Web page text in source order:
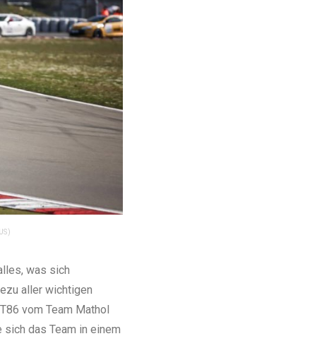
was sich
aller wichtigen
vom Team Mathol
das Team in einem